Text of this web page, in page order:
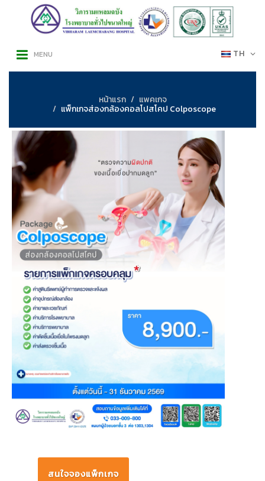
TH
MENU
หน้าแรก แพคเกจ
แพ็กเกจส่องกล้องคอลโปสโคป Colposcope
สนใจจองแพ็กเกจ